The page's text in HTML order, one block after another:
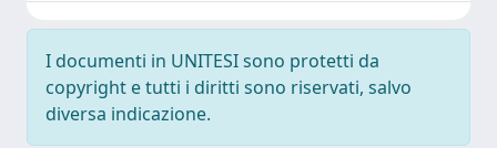
I documenti in UNITESI sono protetti da
copyright e tutti i diritti sono riservati, salvo
diversa indicazione.